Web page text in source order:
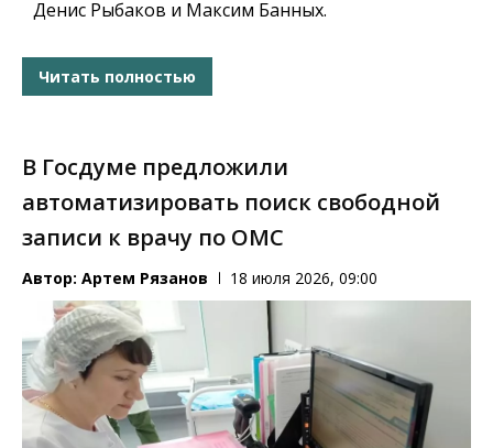
Денис Рыбаков и Максим Банных.
Читать полностью
В Госдуме предложили
автоматизировать поиск свободной
записи к врачу по ОМС
Автор: Артем Рязанов 18 июля 2026, 09:00